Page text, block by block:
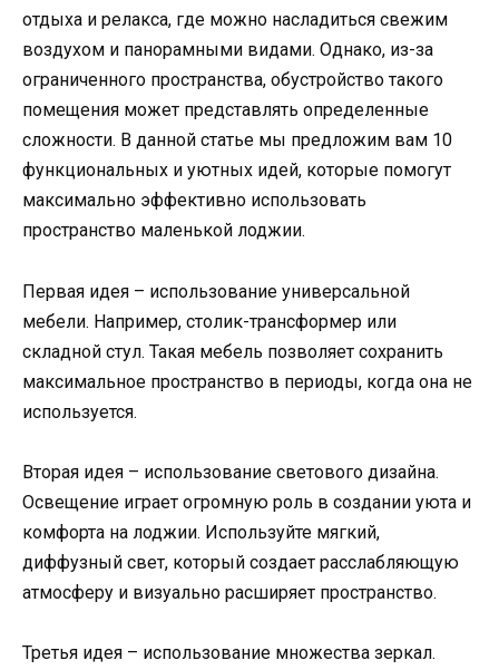
отдыха и релакса, где можно насладиться свежим
воздухом и панорамными видами. Однако, из-за
ограниченного пространства, обустройство такого
помещения может представлять определенные
сложности. В данной статье мы предложим вам 10
функциональных и уютных идей, которые помогут
максимально эффективно использовать
пространство маленькой лоджии.
Первая идея – использование универсальной
мебели. Например, столик-трансформер или
складной стул. Такая мебель позволяет сохранить
максимальное пространство в периоды, когда она не
используется.
Вторая идея – использование светового дизайна.
Освещение играет огромную роль в создании уюта и
комфорта на лоджии. Используйте мягкий,
диффузный свет, который создает расслабляющую
атмосферу и визуально расширяет пространство.
Третья идея – использование множества зеркал.